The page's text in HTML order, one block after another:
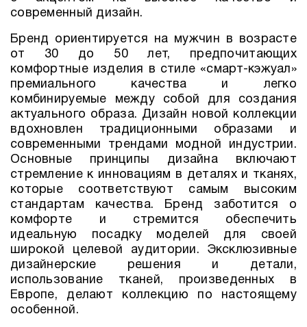
современный дизайн.
Бренд ориентируется на мужчин в возрасте
от 30 до 50 лет, предпочитающих
комфортные изделия в стиле «смарт-кэжуал»
премиального качества и легко
комбинируемые между собой для создания
актуального образа. Дизайн новой коллекции
вдохновлен традиционными образами и
современными трендами модной индустрии.
Основные принципы дизайна включают
стремление к инновациям в деталях и тканях,
которые соответствуют самым высоким
стандартам качества. Бренд заботится о
комфорте и стремится обеспечить
идеальную посадку моделей для своей
широкой целевой аудитории. Эксклюзивные
дизайнерские решения и детали,
использование тканей, произведенных в
Европе, делают коллекцию по настоящему
особенной.